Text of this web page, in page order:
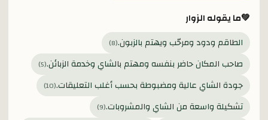
💚ما يقوله الزوار
الطاقم ودود ومرحّب ويهتم بالزبون.(
8
)
صاحب المكان حاضر بنفسه ومهتم بالشاي وخدمة الزبائن.(
5
)
جودة الشاي عالية ومضبوطة بحسب أغلب التعليقات.(
10
)
تشكيلة واسعة من الشاي والمشروبات.(
9
)